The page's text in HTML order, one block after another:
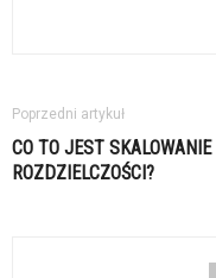
Poprzedni artykuł
CO TO JEST SKALOWANIE
ROZDZIELCZOŚCI?